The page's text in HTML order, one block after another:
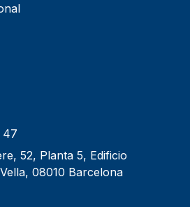
47
52, Planta 5, Edificio
08010 Barcelona